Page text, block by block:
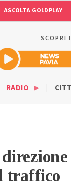
ASCOLTA GOLDPLAY
SCOPRI
RADIO
traffico